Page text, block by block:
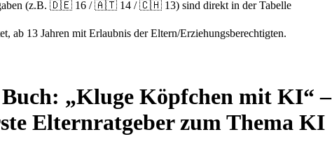
(z.B. 🇩🇪 16 / 🇦🇹 14 / 🇨🇭 13) sind direkt in der Tabelle
ab 13 Jahren mit Erlaubnis der Eltern/Erziehungsberechtigten.
„Kluge Köpfchen mit KI“ –
Elternratgeber zum Thema KI